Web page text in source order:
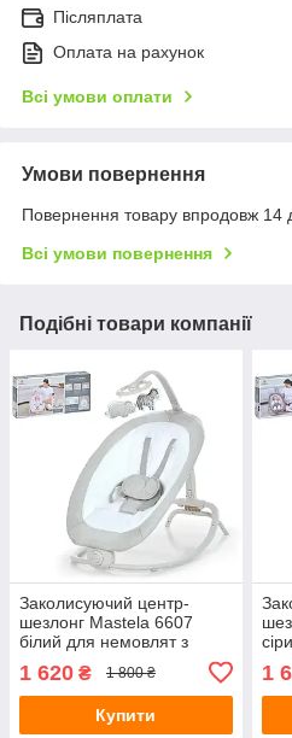
Післяплата
Оплата на рахунок
Всі умови оплати
Умови повернення
Повернення товару впродовж 14
Всі умови повернення
Подібні товари компанії
Заколисуючий центр-
шезлонг Mastela 6607
білий для немовлят з
підвісками
1 620 ₴ 1 800 ₴
Купити
1